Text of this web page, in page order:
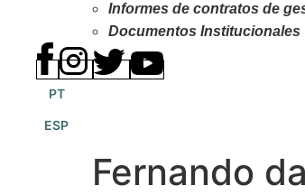
Informes de contratos de
Documentos Institucionales
PT
ESP
Fernando